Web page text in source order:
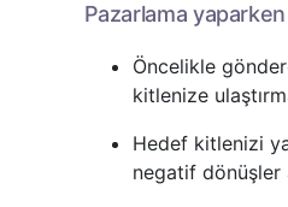
Pazarlama yaparken
Öncelikle
kitlenize
Hedef kitlenizi
negatif dönüşler